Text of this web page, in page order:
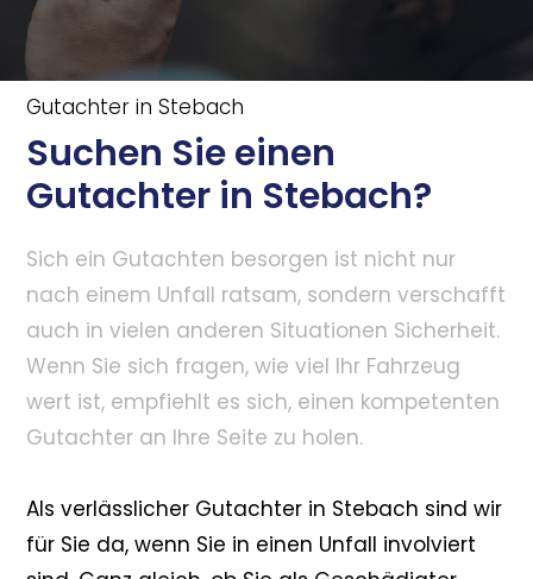
Gutachter in Stebach
Suchen Sie einen
Gutachter in Stebach?
Sich ein Gutachten besorgen ist nicht nur
nach einem Unfall ratsam, sondern verschafft
auch in vielen anderen Situationen Sicherheit.
Wenn Sie sich fragen, wie viel Ihr Fahrzeug
wert ist, empfiehlt es sich, einen kompetenten
Gutachter an Ihre Seite zu holen.
Als verlässlicher Gutachter in Stebach sind wir
für Sie da, wenn Sie in einen Unfall involviert